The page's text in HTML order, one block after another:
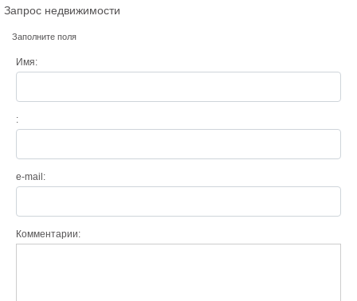
Запрос недвижимости
Заполните поля
Имя:
:
e-mail:
Комментарии: